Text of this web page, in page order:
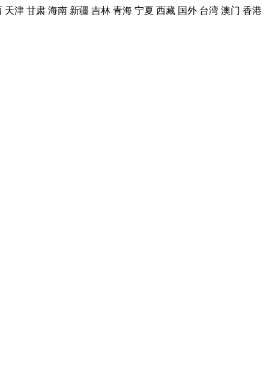
天津 甘肃 海南 新疆 吉林 青海 宁夏 西藏 国外 台湾 澳门 香港